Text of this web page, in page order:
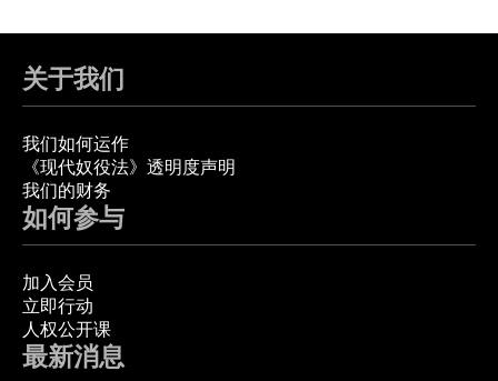
关于我们
我们如何运作
《现代奴役法》透明度声明
我们的财务
如何参与
加入会员
立即行动
人权公开课
最新消息